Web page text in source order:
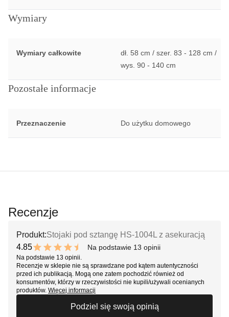
Wymiary
Wymiary całkowite
dł. 58 cm / szer. 83 - 128 cm /
wys. 90 - 140 cm
Pozostałe informacje
Przeznaczenie Do użytku domowego
Recenzje
Produkt:Stojaki pod sztangę HS-1004L z asekuracją
4.85
9.7 out of 10 stars
Na podstawie 13 opinii
Na podstawie 13 opinii.
Recenzje w sklepie nie są sprawdzane pod kątem autentyczności
przed ich publikacją. Mogą one zatem pochodzić również od
konsumentów, którzy w rzeczywistości nie kupili/używali ocenianych
produktów. Więcej informacji
Podziel się swoją opinią